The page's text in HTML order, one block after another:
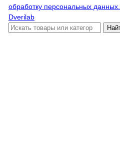
обработку персональных данных.
Dverilab